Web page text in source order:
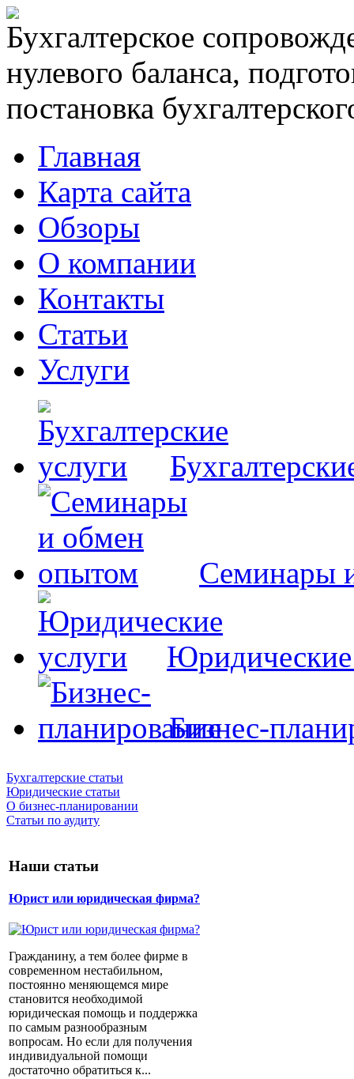
Бухгалтерское
нулевого баланса,
постановка
Главная
Карта сайта
Обзоры
О компании
Контакты
Статьи
Услуги
Семинары
Юридические
Бизнес-
Бухгалтерские статьи
Юридические статьи
О бизнес-планировании
Статьи по аудиту
Наши статьи
Юрист или юридическая фирма?
Гражданину, а тем более фирме в
современном нестабильном,
постоянно меняющемся мире
становится необходимой
юридическая помощь и поддержка
по самым разнообразным
вопросам. Но если для получения
индивидуальной помощи
достаточно обратиться к...